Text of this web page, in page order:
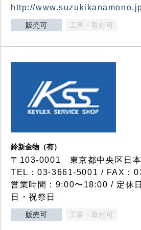
http://
販売可 工事・取付可
鈴新金物（有）
〒103-0001 東京都中央区日
TEL：03-3661-5001 / FAX：
営業時間：9:00〜18:00 / 定休
日・祝祭日
販売可 工事・取付可